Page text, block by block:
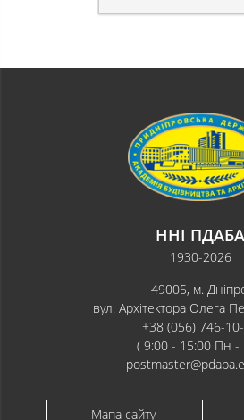
ННІ ПДАБА
1930-2026
49005, м.
вул. Архітектора Олега
+38 (056) 746-
( 9:00 - 15:00 Пн -
Мапа сайту